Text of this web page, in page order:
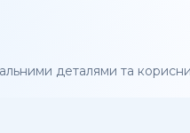
деталями та